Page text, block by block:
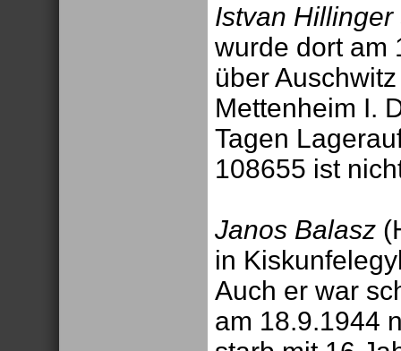
Istvan Hillinger
wurde dort am
über
Mettenheim I.
Tagen
108655 ist
Janos Balasz
in
Auch er war
am 18.9.1944